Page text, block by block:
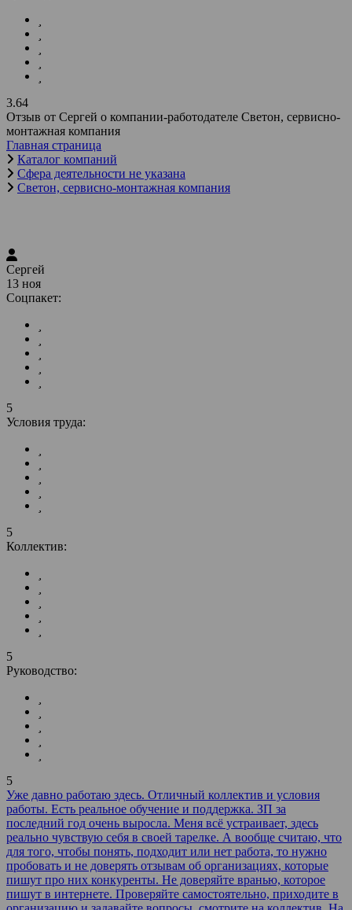
3.64
Отзыв от Сергей о компании-работодателе Светон, сервисно-
монтажная компания
Главная страница
Каталог компаний
Сфера деятельности не указана
Светон, сервисно-монтажная компания
Сергей
13 ноя
Соцпакет:
5
Условия труда:
5
Коллектив:
5
Руководство:
5
Уже давно работаю здесь. Отличный коллектив и условия
работы. Есть реальное обучение и поддержка. ЗП за
последний год очень выросла. Меня всё устраивает, здесь
реально чувствую себя в своей тарелке. А вообще считаю, что
для того, чтобы понять, подходит или нет работа, то нужно
пробовать и не доверять отзывам об организациях, которые
пишут про них конкуренты. Не доверяйте вранью, которое
пишут в интернете. Проверяйте самостоятельно, приходите в